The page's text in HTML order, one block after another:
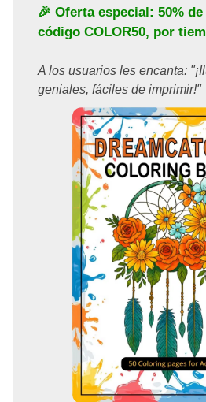
🎉 Oferta especial: 50%
código COLOR50, por
A los usuarios les encanta:
geniales, fáciles de imprimir!"